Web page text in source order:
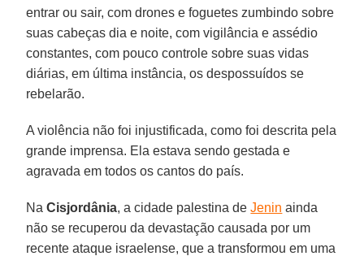
entrar ou sair, com drones e foguetes zumbindo sobre
suas cabeças dia e noite, com vigilância e assédio
constantes, com pouco controle sobre suas vidas
diárias, em última instância, os despossuídos se
rebelarão.
A violência não foi injustificada, como foi descrita pela
grande imprensa. Ela estava sendo gestada e
agravada em todos os cantos do país.
NaCisjordânia, a cidade palestina deJenin ainda
não se recuperou da devastação causada por um
recente ataque israelense, que a transformou em uma